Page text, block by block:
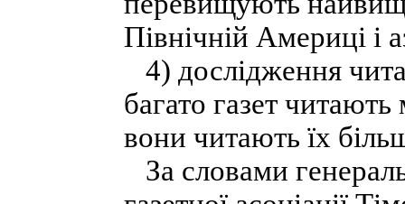
Північній Америці і
4) дослідження
багато газет
вони читають їх
За словами